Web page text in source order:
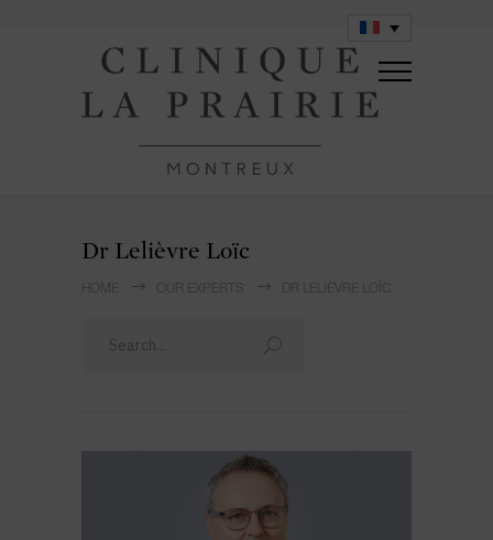
Dr Lelièvre Loïc
OUR EXPERTS DR LELIÈVRE LOÏC